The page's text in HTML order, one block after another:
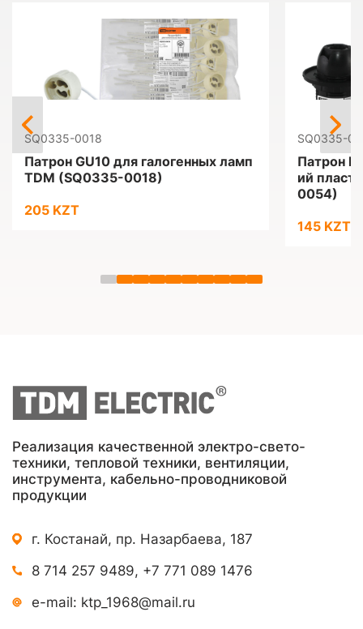
SQ0335-0018
Патрон GU10 для галогенных ламп
TDM (SQ0335-0018)
205 KZT
SQ0335-
Патрон
ий
0054)
145 KZT
Реализация качественной электро-свето-
техники, тепловой техники, вентиляции,
инструмента, кабельно-проводниковой
продукции
г. Костанай, пр. Назарбаева, 187
8 714 257 9489, +7 771 089 1476
e-mail: ktp_1968@mail.ru